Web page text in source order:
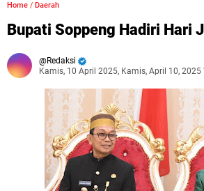
Home / Daerah
Bupati Soppeng Hadiri Hari
Redaksi
Kamis, 10 April 2025, Kamis, April 10, 2025